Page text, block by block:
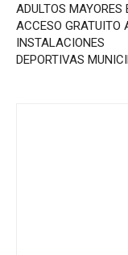
ADULTOS MAYORES
ACCESO GRATUITO
INSTALACIONES
DEPORTIVAS